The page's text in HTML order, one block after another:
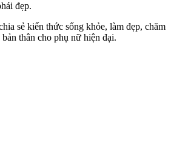
đẹp.
sẻ kiến thức sống khỏe, làm đẹp, chăm
thân cho phụ nữ hiện đại.